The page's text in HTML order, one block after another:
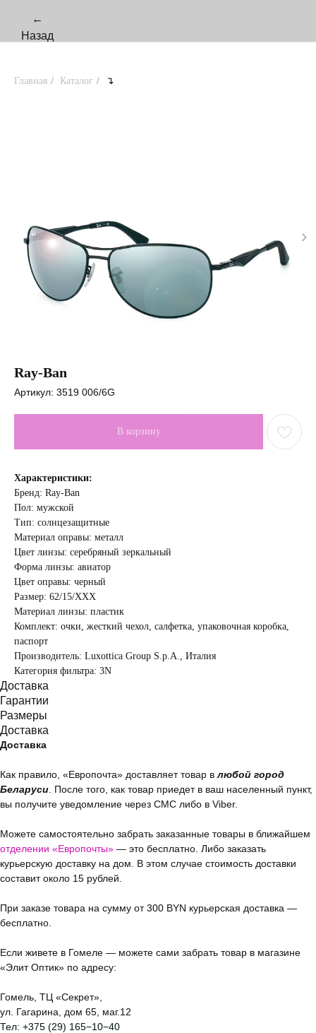
←
Назад
Главная / Каталог / ↴
Ray-Ban
Артикул: 3519 006/6G
В корзину
Характеристики:
Бренд: Ray-Ban
Пол: мужской
Тип: солнцезащитные
Материал оправы: металл
Цвет линзы: серебряный зеркальный
Форма линзы: авиатор
Цвет оправы: черный
Размер: 62/15/ХХХ
Материал линзы: пластик
Комплект: очки, жесткий чехол, салфетка, упаковочная коробка,
паспорт
Производитель: Luxottica Group S.p.A., Италия
Категория фильтра: 3N
Доставка
Гарантии
Размеры
Доставка
Доставка
Как правило, «Европочта» доставляет товар влюбой город
Беларуси . После того, как товар приедет в ваш населенный пункт,
вы получите уведомление через СМС либо в Viber.
Можете самостоятельно забрать заказанные товары в ближайшем
отделении «Европочты» — это бесплатно. Либо заказать
курьерскую доставку на дом. В этом случае стоимость доставки
составит около 15 рублей.
При заказе товара на сумму от 300 BYN курьерская доставка —
бесплатно.
Если живете в Гомеле — можете сами забрать товар в магазине
«Элит Оптик» по адресу:
Гомель, ТЦ «Секрет»,
ул. Гагарина, дом 65, маг.12
Тел: +375 (29) 165−10−40